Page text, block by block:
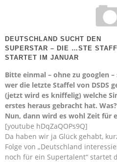
DEUTSCHLAND SUCHT DEN
SUPERSTAR – DIE …STE
STARTET IM JANUAR
Bitte einmal – ohne zu googlen
wer die letzte Staffel von DSDS
(jetzt wird es kniffelig) welche
erstes heraus gebracht hat.
Nun, dann wird es wohl Zeit für
[youtube hDqZaQOPs9Q]
Da haben wir ja Glück gehabt,
Folge von „Deutschland
noch für ein Supertalent“ startet